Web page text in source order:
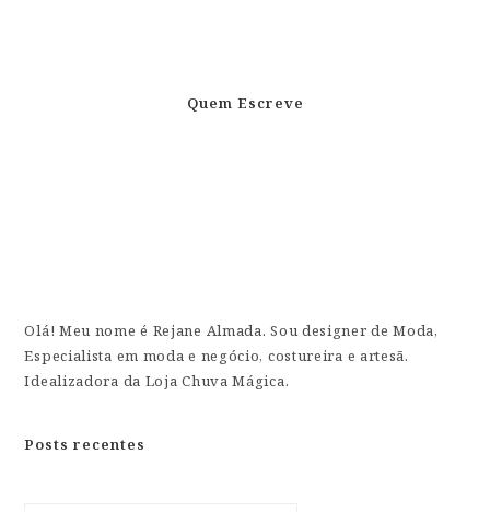
Quem Escreve
Olá! Meu nome é Rejane Almada. Sou designer de Moda,
Especialista em moda e negócio, costureira e artesã.
Idealizadora da Loja Chuva Mágica.
Posts recentes